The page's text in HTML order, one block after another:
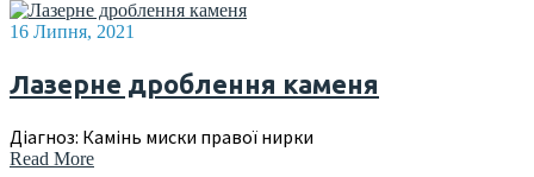
16 Липня, 2021
Лазерне дроблення каменя
Діагноз: Камінь миски правої нирки
Read More